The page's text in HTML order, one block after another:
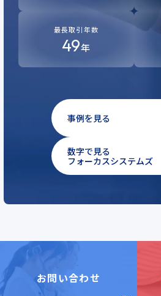
事例を見る
数字で見る
フォーカスシステムズ
最長取引年数
49年
お問い合わせ